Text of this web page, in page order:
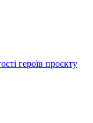
героїв проєкту